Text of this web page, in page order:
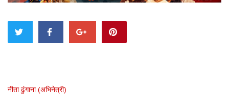
नीता ढुंगाना (अभिनेत्री)